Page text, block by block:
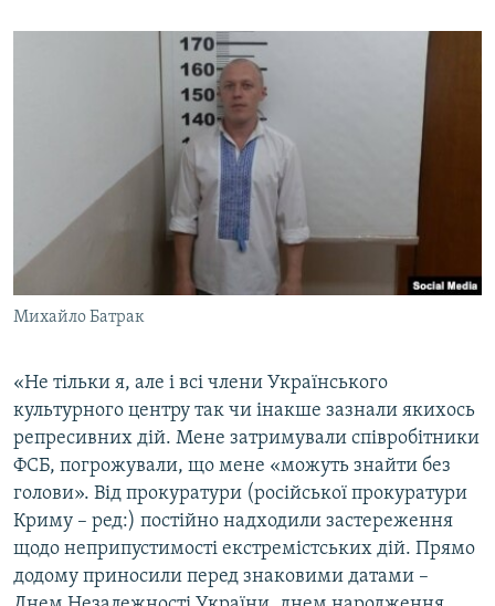
Михайло Батрак
​«Не тільки я, але і всі члени Українського
культурного центру так чи інакше зазнали якихось
репресивних дій. Мене затримували співробітники
ФСБ, погрожували, що мене «можуть знайти без
голови». Від прокуратури (російської прокуратури
Криму – ред:) постійно надходили застереження
щодо неприпустимості екстремістських дій. Прямо
додому приносили перед знаковими датами –